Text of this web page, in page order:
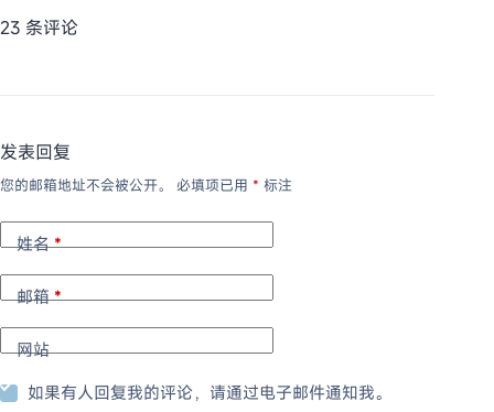
23 条评论
发表回复
您的邮箱地址不会被公开。 必填项已用 * 标注
姓名*
邮箱*
网站
如果有人回复我的评论，请通过电子邮件通知我。